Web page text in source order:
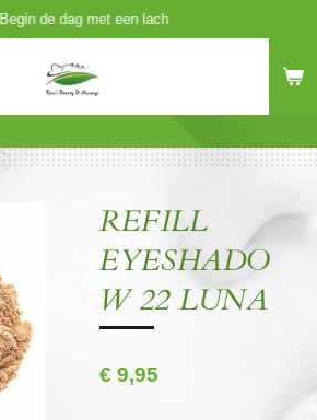
Begin de dag met een lach
REFILL
EYESHADO
W 22 LUNA
€ 9,95